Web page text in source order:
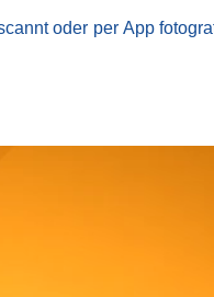
oder per App